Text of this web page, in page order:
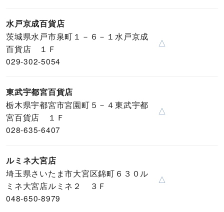
水戸京成百貨店
茨城県水戸市泉町１－６－１水戸京成
百貨店 １Ｆ
029-302-5054
△
東武宇都宮百貨店
栃木県宇都宮市宮園町５－４東武宇都
宮百貨店 １Ｆ
028-635-6407
△
ルミネ大宮店
埼玉県さいたま市大宮区錦町６３０ル
ミネ大宮店ルミネ２ ３Ｆ
048-650-8979
△